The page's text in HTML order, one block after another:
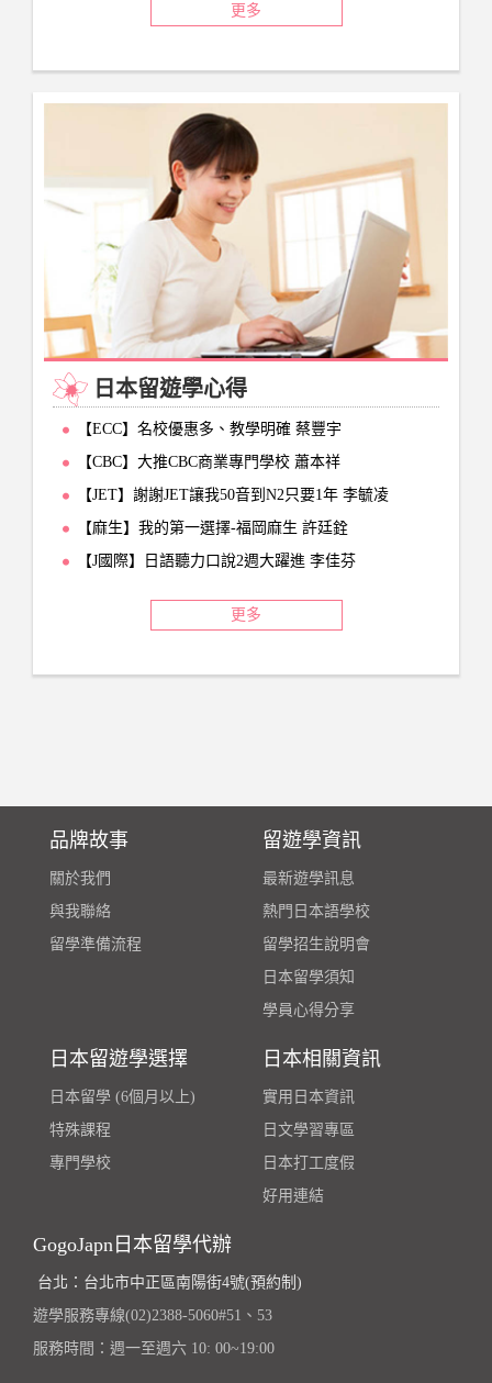
更多
日本留遊學心得
【ECC】名校優惠多、教學明確 蔡豐宇
【CBC】大推CBC商業專門學校 蕭本祥
【JET】謝謝JET讓我50音到N2只要1年 李毓凌
【麻生】我的第一選擇-福岡麻生 許廷銓
【J國際】日語聽力口說2週大躍進 李佳芬
更多
品牌故事
關於我們
與我聯絡
留學準備流程
留遊學資訊
最新遊學訊息
熱門日本語學校
留學招生說明會
日本留學須知
學員心得分享
日本留遊學選擇
日本留學 (6個月以上)
特殊課程
專門學校
日本相關資訊
實用日本資訊
日文學習專區
日本打工度假
好用連結
GogoJapn日本留學代辦
台北：台北市中正區南陽街4號(預約制)
遊學服務專線(02)2388-5060#51、53
服務時間：週一至週六 10: 00~19:00